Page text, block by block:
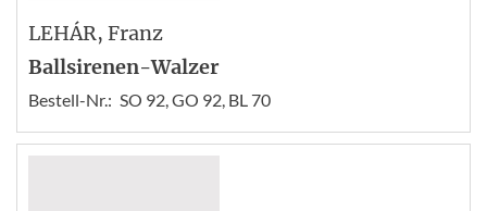
LEHÁR, Franz
Ballsirenen-Walzer
Bestell-Nr.: SO 92, GO 92, BL 70